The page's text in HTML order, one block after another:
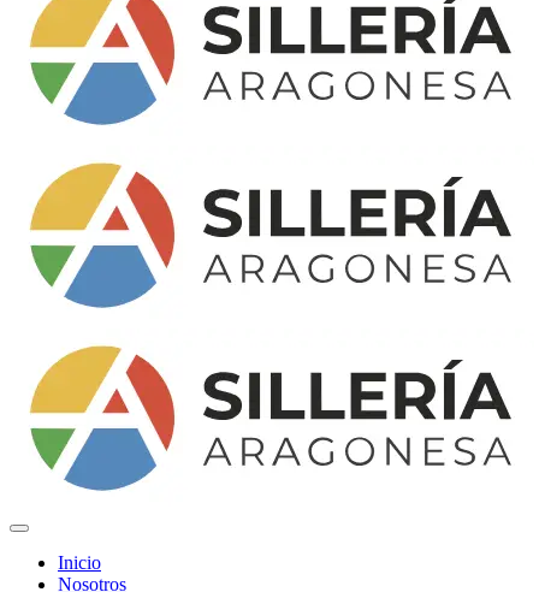
Inicio
Nosotros